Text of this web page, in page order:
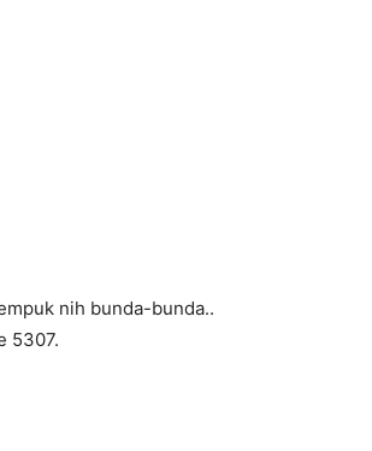
nih bunda-bunda..
5307.